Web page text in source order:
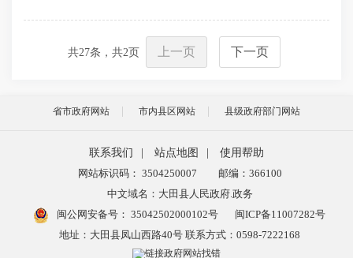
共27条，共2页 上一页 下一页
省市政府网站 市内县区网站 县级政府部门网站
联系我们 | 站点地图 |
使用帮助
网站标识码： 3504250007
邮编：366100
中文域名：大田县人民政府.政务
闽公网安备号： 35042502000102号
闽ICP备11007282号
地址：大田县凤山西路40号 联系方式：0598-7222168